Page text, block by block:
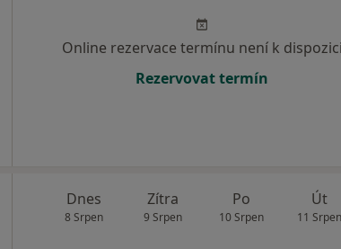
Online rezervace termínu není k dispozici
Rezervovat termín
Dnes
8 Srpen
Zítra
9 Srpen
Po
10 Srpen
Út
11 Srpen